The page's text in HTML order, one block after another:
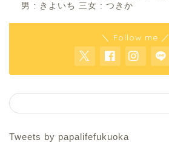
男 : きよいち 三女 : つきか
＼ Follow me ／
Tweets by papalifefukuoka